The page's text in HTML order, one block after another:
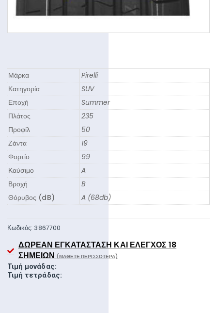
Μάρκα
Pirelli
Κατηγορία
SUV
Εποχή
Summer
Πλάτος
235
Προφίλ
50
Ζάντα
19
Φορτίο
99
Καύσιμο
A
Βροχή
B
Θόρυβος (dB)
A (68db)
Κωδικός: 3867700
ΔΩΡΕΆΝ ΕΓΚΑΤΆΣΤΑΣΗ ΚΑΙ ΈΛΕΓΧΟΣ 18
ΣΗΜΕΊΩΝ (ΜΆΘΕΤΕ ΠΕΡΙΣΣΌΤΕΡΑ)
Τιμή μονάδας:
Τιμή τετράδας: